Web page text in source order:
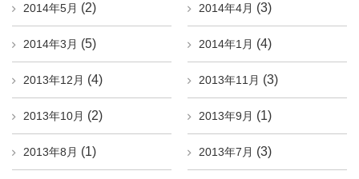
2014年5月 (2) 2014年4月 (3)
2014年3月 (5) 2014年1月 (4)
2013年12月 (4) 2013年11月 (3)
2013年10月 (2) 2013年9月 (1)
2013年8月 (1) 2013年7月 (3)